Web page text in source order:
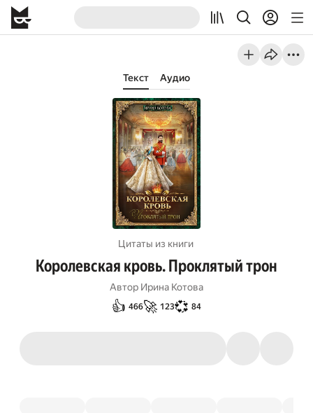
Текст Аудио
Цитаты из книги
Королевская кровь. Проклятый трон
Автор Ирина Котова
👍 466🚀 123💞 84